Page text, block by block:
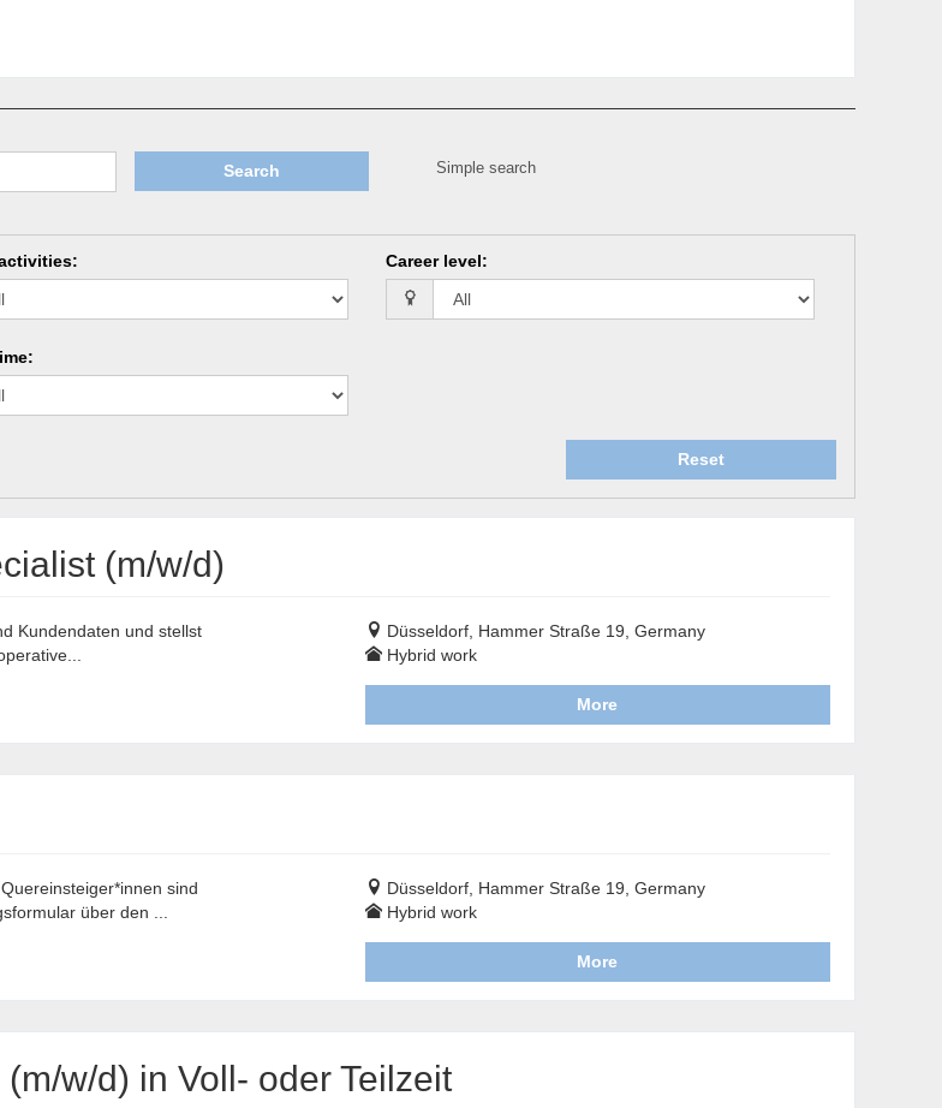
Search Simple search
: Career level:
:
Reset
(m/w/d)
Kundendaten und stellst
Düsseldorf, Hammer Straße 19, Germany
Hybrid work
More
sind
über den ...
Düsseldorf, Hammer Straße 19, Germany
Hybrid work
More
w/d) in Voll- oder Teilzeit